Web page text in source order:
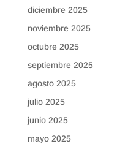
diciembre 2025
noviembre 2025
octubre 2025
septiembre 2025
agosto 2025
julio 2025
junio 2025
mayo 2025